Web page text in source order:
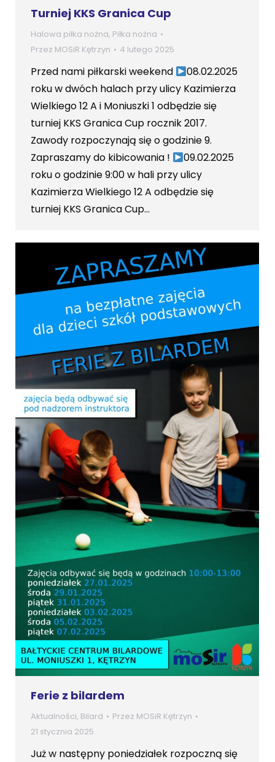
Turniej KKS Granica Cup
Halowa piłka nożna, Piłka nożna
Przez MOSiR Kętrzyn 4 lutego 2025
Przed nami piłkarski weekend
08.02.2025
roku w dwóch halach przy ulicy Kazimierza
Wielkiego 12 A i Moniuszki 1 odbędzie się
turniej KKS Granica Cup rocznik 2017.
Zawody rozpoczynają się o godzinie 9.
Zapraszamy do kibicowania !
09.02.2025
roku o godzinie 9:00 w hali przy ulicy
Kazimierza Wielkiego 12 A odbędzie się
turniej KKS Granica Cup…
Ferie z bilardem
Aktualności, Bilard Przez MOSiR Kętrzyn
21 stycznia 2025
Już w następny poniedziałek rozpoczną się